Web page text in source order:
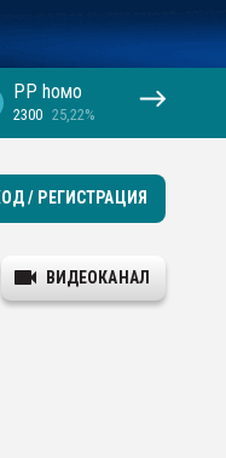
PP hомо
2300 25,22%
/ РЕГИСТРАЦИЯ
ВИДЕОКАНАЛ